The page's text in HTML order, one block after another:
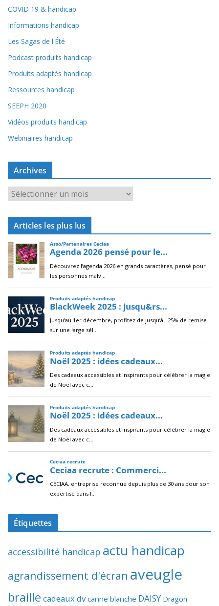
COVID 19 & handicap
Informations handicap
Les Sagas de l'Été
Podcast produits handicap
Produits adaptés handicap
Ressources handicap
SEEPH 2020
Vidéos produits handicap
Webinaires handicap
Archives
r
c
i
v
e
s
Articles les plus lus
Étiquettes
accessibilité handicap actu handicap
agrandissement d'écran aveugle
braille cadeaux dv canne blanche DAISY Dragon